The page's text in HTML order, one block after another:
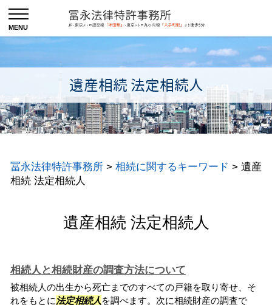
遺産相続 法定相続人
冨永法律特許事務所 > 相続に関するキーワード > 遺産
相続 法定相続人
遺産相続 法定相続人
相続人と相続財産の調査方法について
被相続人の出生から死亡までのすべての戸籍を取り寄せ、そ
れをもとに 法定相続人 を調べます。次に相続財産の調査で